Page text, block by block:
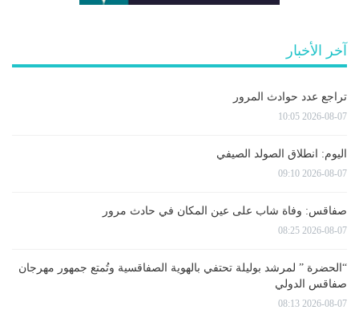
آخر الأخبار
تراجع عدد حوادث المرور
2026-08-07 10:05
اليوم: انطلاق الصولد الصيفي
2026-08-07 09:10
صفاقس: وفاة شاب على عين المكان في حادث مرور
2026-08-07 08:25
“الحضرة ” لمرشد بوليلة تحتفي بالهوية الصفاقسية وتُمتع جمهور مهرجان
صفاقس الدولي
2026-08-07 08:13